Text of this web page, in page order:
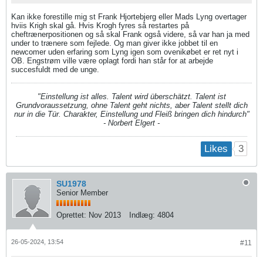
Kan ikke forestille mig st Frank Hjortebjerg eller Mads Lyng overtager
hviis Krigh skal gå. Hvis Krogh fyres så restartes på
cheftrænerpositionen og så skal Frank også videre, så var han ja med
under to trænere som fejlede. Og man giver ikke jobbet til en
newcomer uden erfaring som Lyng igen som ovenikøbet er ret nyt i
OB. Engstrøm ville være oplagt fordi han står for at arbejde
succesfuldt med de unge.
"Einstellung ist alles. Talent wird überschätzt. Talent ist
Grundvoraussetzung, ohne Talent geht nichts, aber Talent stellt dich
nur in die Tür. Charakter, Einstellung und Fleiß bringen dich hindurch"
- Norbert Elgert -
Likes 3
SU1978
Senior Member
Oprettet: Nov 2013 Indlæg: 4804
#11
26-05-2024, 13:54